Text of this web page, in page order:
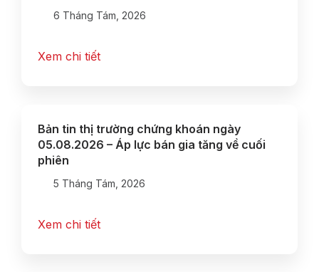
6 Tháng Tám, 2026
Xem chi tiết
Bản tin thị trường chứng khoán ngày
05.08.2026 – Áp lực bán gia tăng về cuối
phiên
5 Tháng Tám, 2026
Xem chi tiết